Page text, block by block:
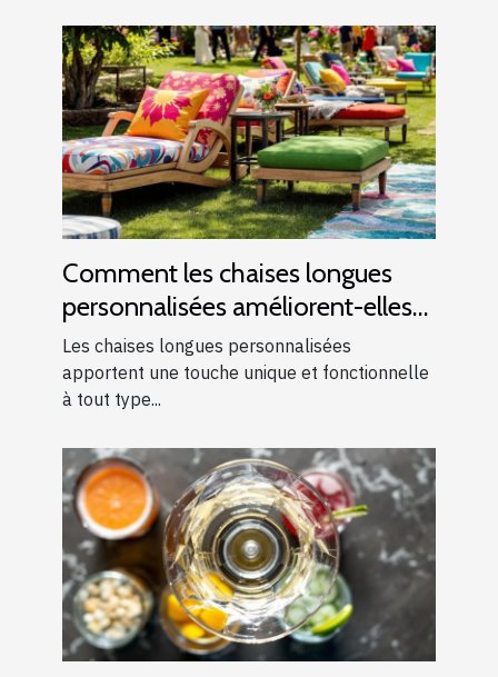
Comment les chaises longues
personnalisées améliorent-elles
les événements ?
Les chaises longues personnalisées
apportent une touche unique et fonctionnelle
à tout type...